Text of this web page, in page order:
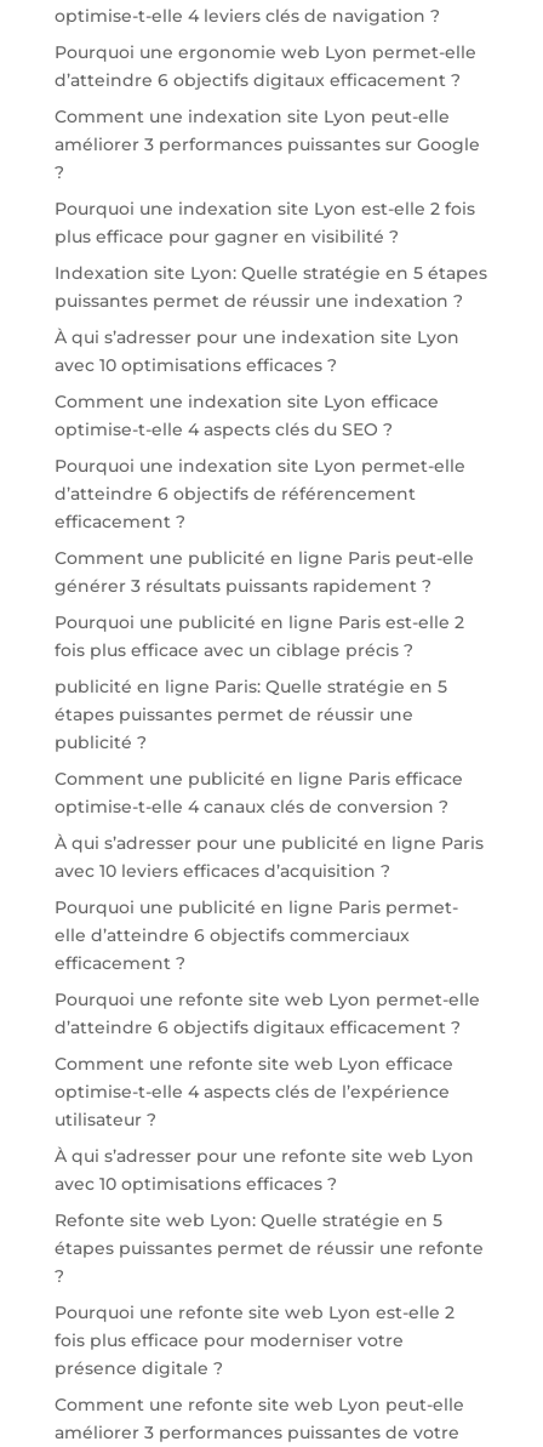
optimise-t-elle 4 leviers clés de navigation ?
Pourquoi une ergonomie web Lyon permet-elle
d’atteindre 6 objectifs digitaux efficacement ?
Comment une indexation site Lyon peut-elle
améliorer 3 performances puissantes sur Google
?
Pourquoi une indexation site Lyon est-elle 2 fois
plus efficace pour gagner en visibilité ?
Indexation site Lyon: Quelle stratégie en 5 étapes
puissantes permet de réussir une indexation ?
À qui s’adresser pour une indexation site Lyon
avec 10 optimisations efficaces ?
Comment une indexation site Lyon efficace
optimise-t-elle 4 aspects clés du SEO ?
Pourquoi une indexation site Lyon permet-elle
d’atteindre 6 objectifs de référencement
efficacement ?
Comment une publicité en ligne Paris peut-elle
générer 3 résultats puissants rapidement ?
Pourquoi une publicité en ligne Paris est-elle 2
fois plus efficace avec un ciblage précis ?
publicité en ligne Paris: Quelle stratégie en 5
étapes puissantes permet de réussir une
publicité ?
Comment une publicité en ligne Paris efficace
optimise-t-elle 4 canaux clés de conversion ?
À qui s’adresser pour une publicité en ligne Paris
avec 10 leviers efficaces d’acquisition ?
Pourquoi une publicité en ligne Paris permet-
elle d’atteindre 6 objectifs commerciaux
efficacement ?
Pourquoi une refonte site web Lyon permet-elle
d’atteindre 6 objectifs digitaux efficacement ?
Comment une refonte site web Lyon efficace
optimise-t-elle 4 aspects clés de l’expérience
utilisateur ?
À qui s’adresser pour une refonte site web Lyon
avec 10 optimisations efficaces ?
Refonte site web Lyon: Quelle stratégie en 5
étapes puissantes permet de réussir une refonte
?
Pourquoi une refonte site web Lyon est-elle 2
fois plus efficace pour moderniser votre
présence digitale ?
Comment une refonte site web Lyon peut-elle
améliorer 3 performances puissantes de votre